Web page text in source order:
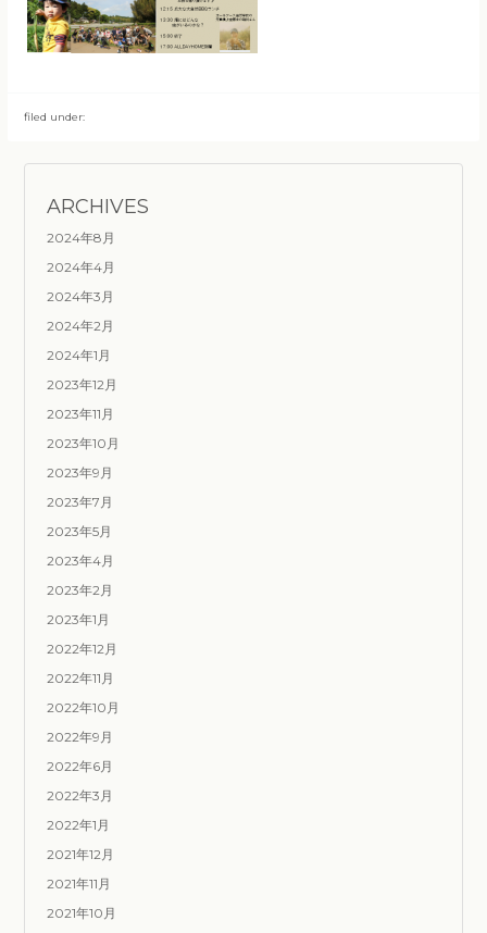
filed under:
ARCHIVES
2024年8月
2024年4月
2024年3月
2024年2月
2024年1月
2023年12月
2023年11月
2023年10月
2023年9月
2023年7月
2023年5月
2023年4月
2023年2月
2023年1月
2022年12月
2022年11月
2022年10月
2022年9月
2022年6月
2022年3月
2022年1月
2021年12月
2021年11月
2021年10月